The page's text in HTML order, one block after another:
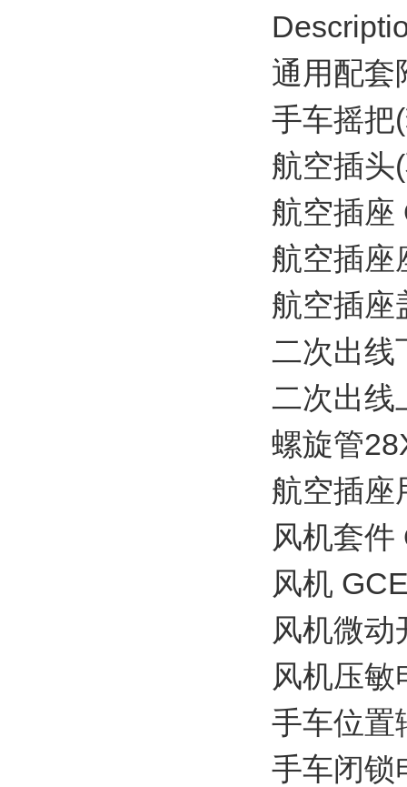
通用配套
手车摇把
航空插头
航空插座
航空插座
航空插座
二次出线
二次出线
螺旋管
航空插座
风机套件
风机
风机微
风机压
手车位置
手车闭锁